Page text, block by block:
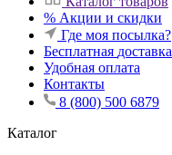
% Акции и скидки
Где моя посылка?
Бесплатная доставка
Удобная оплата
Контакты
8 (800) 500 6879
Каталог